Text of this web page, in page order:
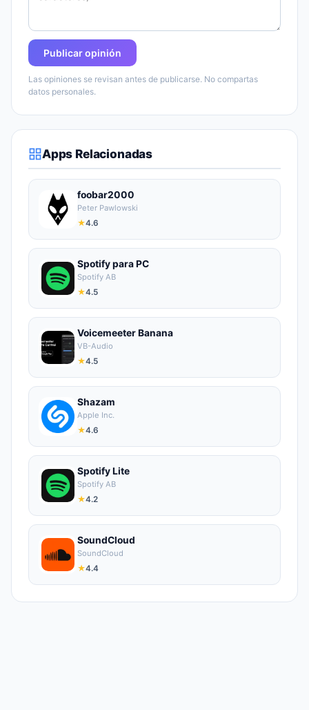
Publicar opinión
Las opiniones se revisan antes de publicarse. No compartas
datos personales.
Apps Relacionadas
foobar2000
Peter Pawlowski
★4.6
Spotify para PC
Spotify AB
★4.5
Voicemeeter Banana
VB-Audio
★4.5
Shazam
Apple Inc.
★4.6
Spotify Lite
Spotify AB
★4.2
SoundCloud
SoundCloud
★4.4